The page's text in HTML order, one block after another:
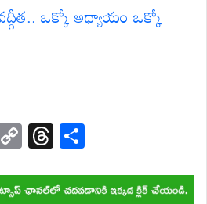
ఒక్కో అధ్యాయం ఒక్కో
C
o
p
T
hr
e ar